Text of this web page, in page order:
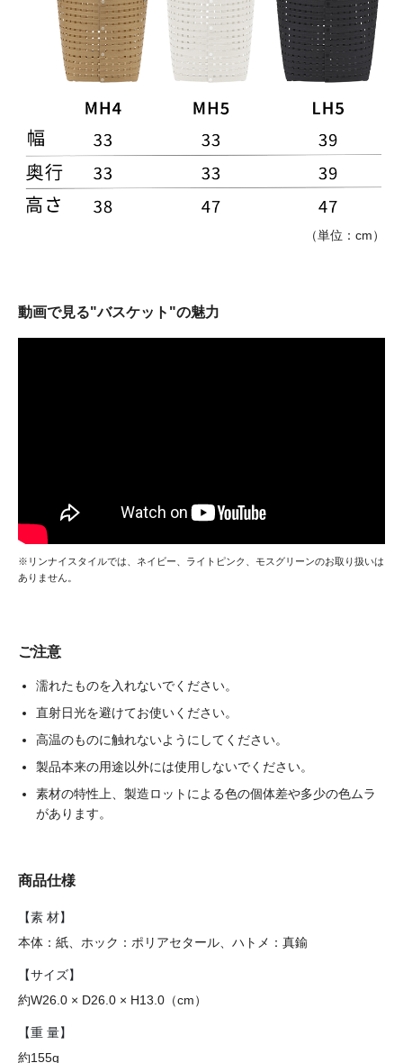
（単位：cm）
動画で見る"バスケット"の魅力
※リンナイスタイルでは、ネイビー、ライトピンク、モスグリーンのお取り扱いは
ありません。
ご注意
濡れたものを入れないでください。
直射日光を避けてお使いください。
高温のものに触れないようにしてください。
製品本来の用途以外には使用しないでください。
素材の特性上、製造ロットによる色の個体差や多少の色ムラ
があります。
商品仕様
【素 材】
本体：紙、ホック：ポリアセタール、ハトメ：真鍮
【サイズ】
約W26.0 × D26.0 × H13.0（cm）
【重 量】
約155g